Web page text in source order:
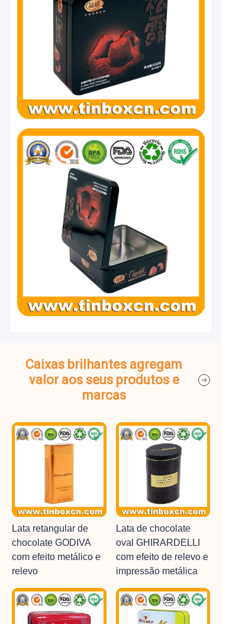
Caixas brilhantes agregam
valor aos seus produtos e
marcas
Lata retangular de
chocolate GODIVA
com efeito metálico e
relevo
Lata de chocolate
oval GHIRARDELLI
com efeito de relevo e
impressão metálica